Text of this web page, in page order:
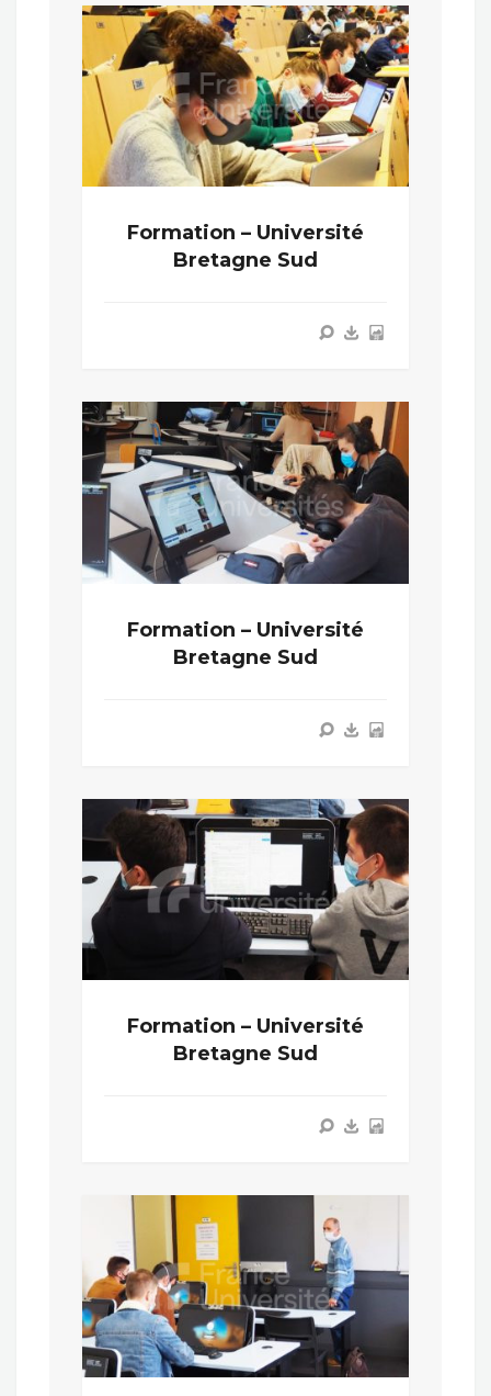
Formation – Université
Bretagne Sud
Formation – Université
Bretagne Sud
Formation – Université
Bretagne Sud